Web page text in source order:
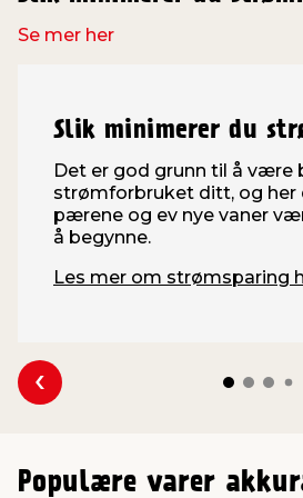
Se mer her
Slik minimerer du
Det er god grunn til å være
strømforbruket ditt, og her
pærene og ev nye vaner
å begynne.
Les mer om strømsparing
Se forrige
Populære varer